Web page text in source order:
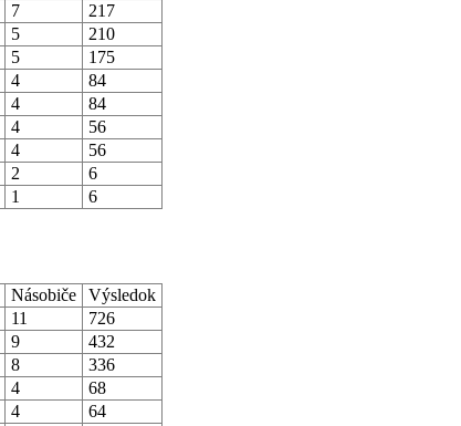
7
217
5
210
5
175
4
84
4
84
4
56
4
56
2
6
1 6
Násobiče
Výsledok
11
726
9
432
8
336
4
68
4
64